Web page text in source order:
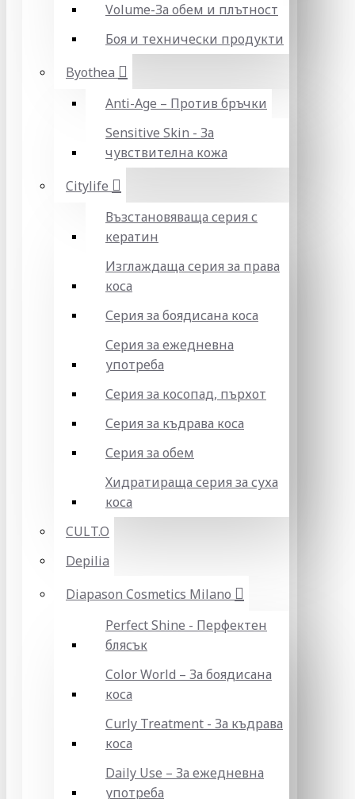
Volume-За обем и плътност
Боя и технически продукти
Byothea
Anti-Age – Против бръчки
Sensitive Skin - За
чувствителна кожа
Citylife
Възстановяваща серия с
кератин
Изглаждаща серия за права
коса
Серия за боядисана коса
Серия за ежедневна
употреба
Серия за косопад, пърхот
Серия за къдрава коса
Серия за обем
Хидратираща серия за суха
коса
CULT.O
Depilia
Diapason Cosmetics Milano
Perfect Shine - Перфектен
блясък
Color World – За боядисана
коса
Curly Treatment - За къдрава
коса
Daily Use – За ежедневна
употреба